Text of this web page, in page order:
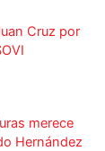
Cruz por
merece
Hernández